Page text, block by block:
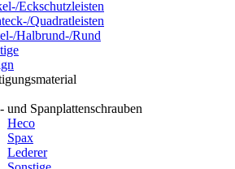
Eckschutzleisten
Quadratleisten
Halbrund-/Rund
und Spanplattenschrauben
Heco
Spax
Lederer